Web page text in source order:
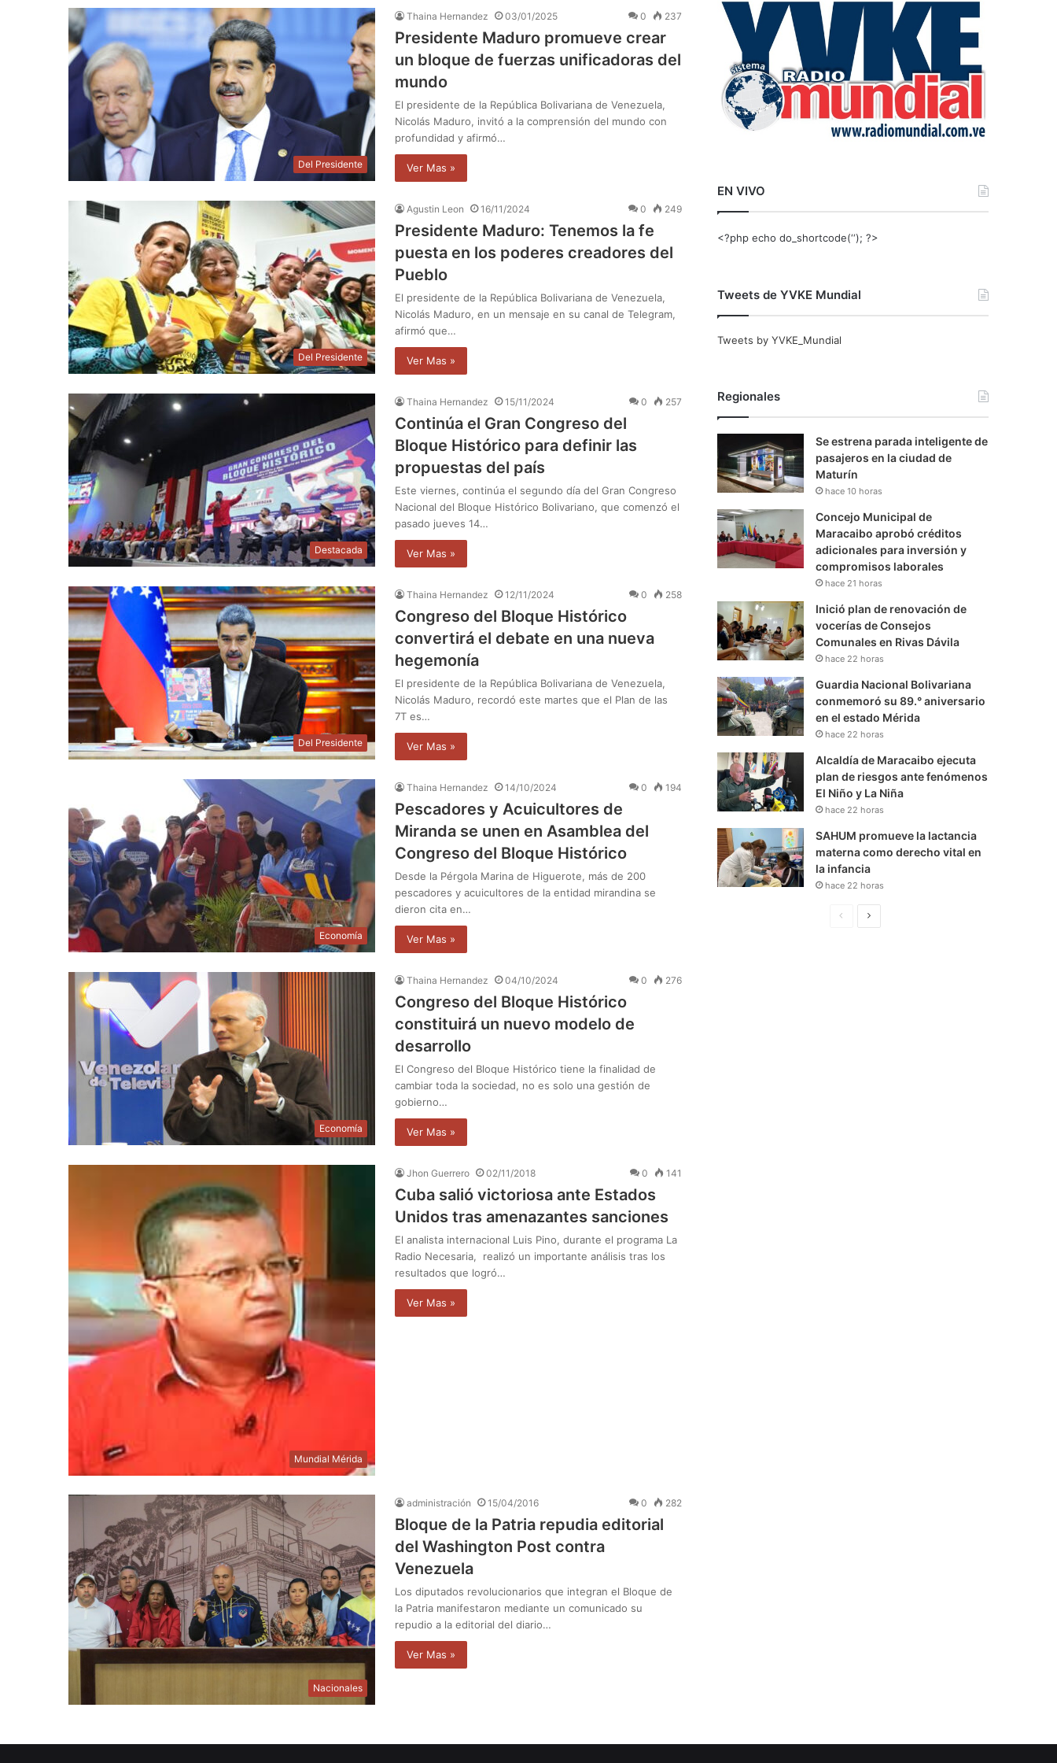
Del Presidente
Thaina Hernandez 03/01/2025 0 237
Presidente Maduro promueve crear
un bloque de fuerzas unificadoras del
mundo
El presidente de la República Bolivariana de Venezuela,
Nicolás Maduro, invitó a la comprensión del mundo con
profundidad y afirmó…
Ver Mas »
Del Presidente
Agustin Leon 16/11/2024 0 249
Presidente Maduro: Tenemos la fe
puesta en los poderes creadores del
Pueblo
El presidente de la República Bolivariana de Venezuela,
Nicolás Maduro, en un mensaje en su canal de Telegram,
afirmó que…
Ver Mas »
Destacada
Thaina Hernandez 15/11/2024 0 257
Continúa el Gran Congreso del
Bloque Histórico para definir las
propuestas del país
Este viernes, continúa el segundo día del Gran Congreso
Nacional del Bloque Histórico Bolivariano, que comenzó el
pasado jueves 14…
Ver Mas »
Del Presidente
Thaina Hernandez 12/11/2024 0 258
Congreso del Bloque Histórico
convertirá el debate en una nueva
hegemonía
El presidente de la República Bolivariana de Venezuela,
Nicolás Maduro, recordó este martes que el Plan de las
7T es…
Ver Mas »
Economía
Thaina Hernandez 14/10/2024 0 194
Pescadores y Acuicultores de
Miranda se unen en Asamblea del
Congreso del Bloque Histórico
Desde la Pérgola Marina de Higuerote, más de 200
pescadores y acuicultores de la entidad mirandina se
dieron cita en…
Ver Mas »
Economía
Thaina Hernandez 04/10/2024 0 276
Congreso del Bloque Histórico
constituirá un nuevo modelo de
desarrollo
El Congreso del Bloque Histórico tiene la finalidad de
cambiar toda la sociedad, no es solo una gestión de
gobierno…
Ver Mas »
Mundial Mérida
Jhon Guerrero 02/11/2018 0 141
Cuba salió victoriosa ante Estados
Unidos tras amenazantes sanciones
El analista internacional Luis Pino, durante el programa La
Radio Necesaria, realizó un importante análisis tras los
resultados que logró…
Ver Mas »
Nacionales
administración 15/04/2016 0 282
Bloque de la Patria repudia editorial
del Washington Post contra
Venezuela
Los diputados revolucionarios que integran el Bloque de
la Patria manifestaron mediante un comunicado su
repudio a la editorial del diario…
Ver Mas »
r
EN VIVO
<?php echo do_shortcode(‘‘); ?>
Tweets de YVKE Mundial
Tweets by YVKE_Mundial
Regionales
Se estrena parada inteligente de
pasajeros en la ciudad de
Maturín
hace 10 horas
Concejo Municipal de
Maracaibo aprobó créditos
adicionales para inversión y
compromisos laborales
hace 21 horas
Inició plan de renovación de
vocerías de Consejos
Comunales en Rivas Dávila
hace 22 horas
Guardia Nacional Bolivariana
conmemoró su 89.° aniversario
en el estado Mérida
hace 22 horas
Alcaldía de Maracaibo ejecuta
plan de riesgos ante fenómenos
El Niño y La Niña
hace 22 horas
SAHUM promueve la lactancia
materna como derecho vital en
la infancia
hace 22 horas
S